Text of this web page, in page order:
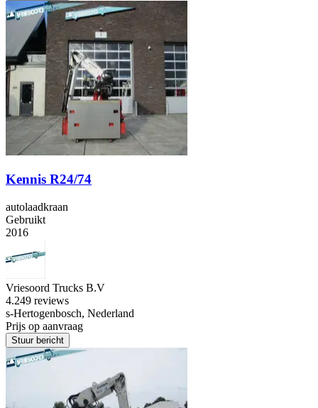
Kennis R24/74
autolaadkraan
Gebruikt
2016
Vriesoord Trucks B.V
4.249 reviews
s-Hertogenbosch, Nederland
Prijs op aanvraag
Stuur bericht